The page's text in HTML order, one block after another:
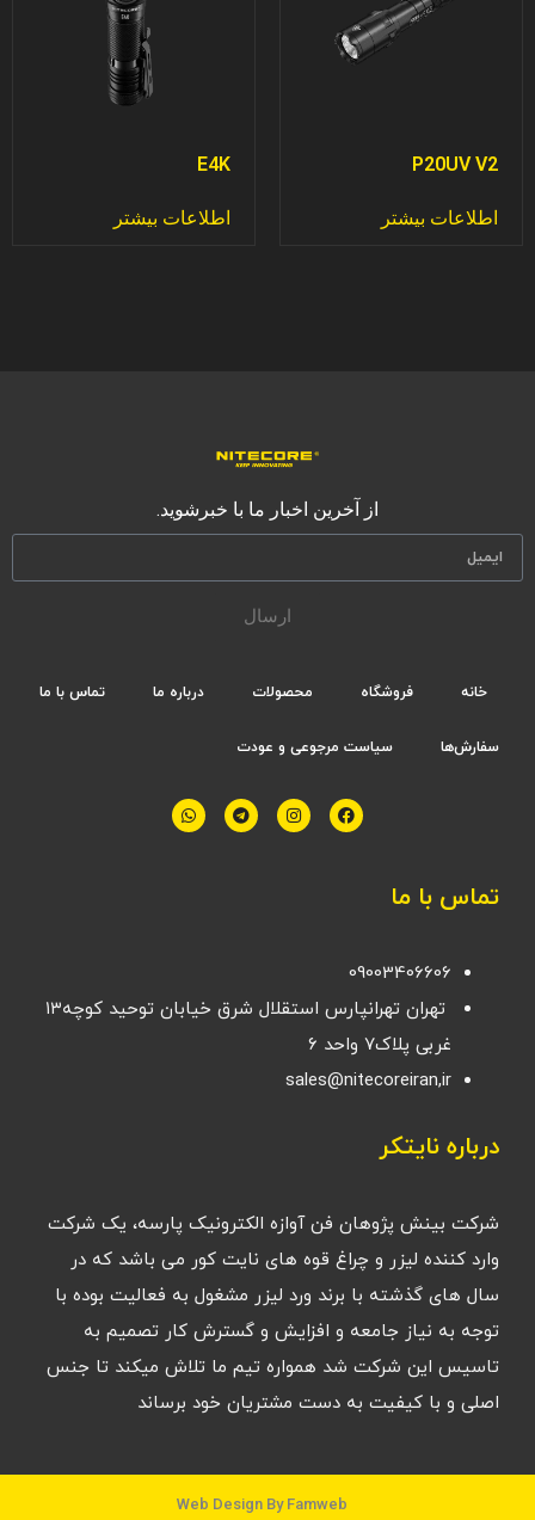
P20UV V2
اطلاعات بیشتر
E4K
اطلاعات بیشتر
از آخرین اخبار ما با خبرشوید.
ارسال
خانه فروشگاه محصولات درباره ما تماس با ما
سفارش‌ها سیاست مرجوعی و عودت
تماس با ما
09003406606
تهران تهرانپارس استقلال شرق خیابان توحید کوچه۱۳
غربی پلاک۷ واحد ۶
sales@nitecoreiran,ir
درباره نایتکر
شرکت بینش پژوهان فن آوازه الکترونیک پارسه، یک شرکت
وارد کننده لیزر و چراغ قوه های نایت کور می باشد که در
سال های گذشته با برند ورد لیزر مشغول به فعالیت بوده با
توجه به نیاز جامعه و افزایش و گسترش کار تصمیم به
تاسیس این شرکت شد همواره تیم ما تلاش میکند تا جنس
اصلی و با کیفیت به دست مشتریان خود برساند
Web Design By Famweb